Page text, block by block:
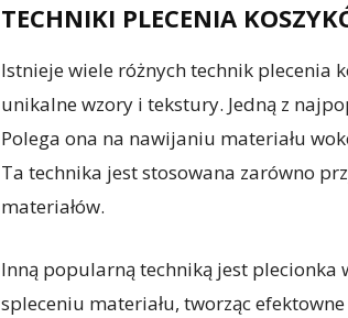
TECHNIKI PLECENIA
Istnieje wiele różnych technik plecenia
unikalne wzory i tekstury. Jedną z
Polega ona na nawijaniu materiału
Ta technika jest stosowana zarówno
materiałów.
Inną popularną techniką jest plecionka
spleceniu materiału, tworząc